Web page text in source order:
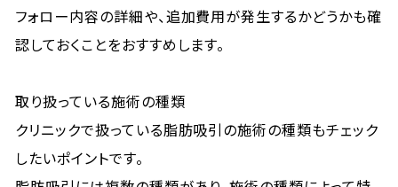
フォロー内容の詳細や、追加費用が発生するかどうかも確
認しておくことをおすすめします。
取り扱っている施術の種類
クリニックで扱っている脂肪吸引の施術の種類もチェック
したいポイントです。